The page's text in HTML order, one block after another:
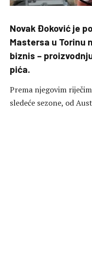
Novak Đoković je
Mastersa u Torinu
biznis –
pića.
Prema njegovim
sledeće sezone, od